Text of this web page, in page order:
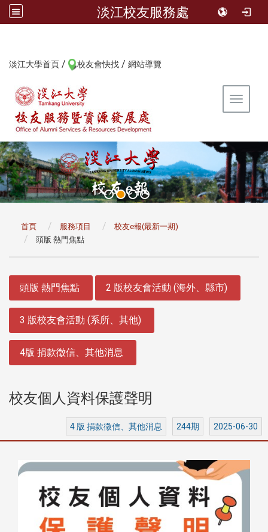
淡江校友服務處
淡江大學首頁 / 校友會快找 / 網站導覽
Toggle
首頁 服務項目
校友e報(最新一期)
頭版 熱門焦點
頭版 熱門焦點 2 版校友會活動 (海外、縣市)
3 版校友會活動 (系所、其他)
4版 捐款徵信、其他消息
校友個人資料保護聲明
4 版 捐款徵信、其他消息 244期 2025-06-30